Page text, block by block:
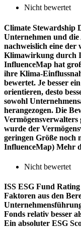
Nicht bewertet
Climate Stewardship
Unternehmen und
nachweislich eine der
Klimawirkung durch
InfluenceMap hat
ihre Klima-
bewertet. Je besser
orientieren, desto
sowohl
herangezogen. Die
wurde der
geringen Größe noch
InfluenceMap) Mehr
Nicht bewertet
ISS ESG Fund Rating
Faktoren aus den
Fonds relativ besser
Ein absoluter ESG